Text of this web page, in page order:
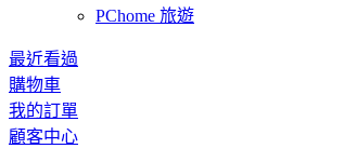
PChome 旅遊
最近看過
購物車
我的訂單
顧客中心